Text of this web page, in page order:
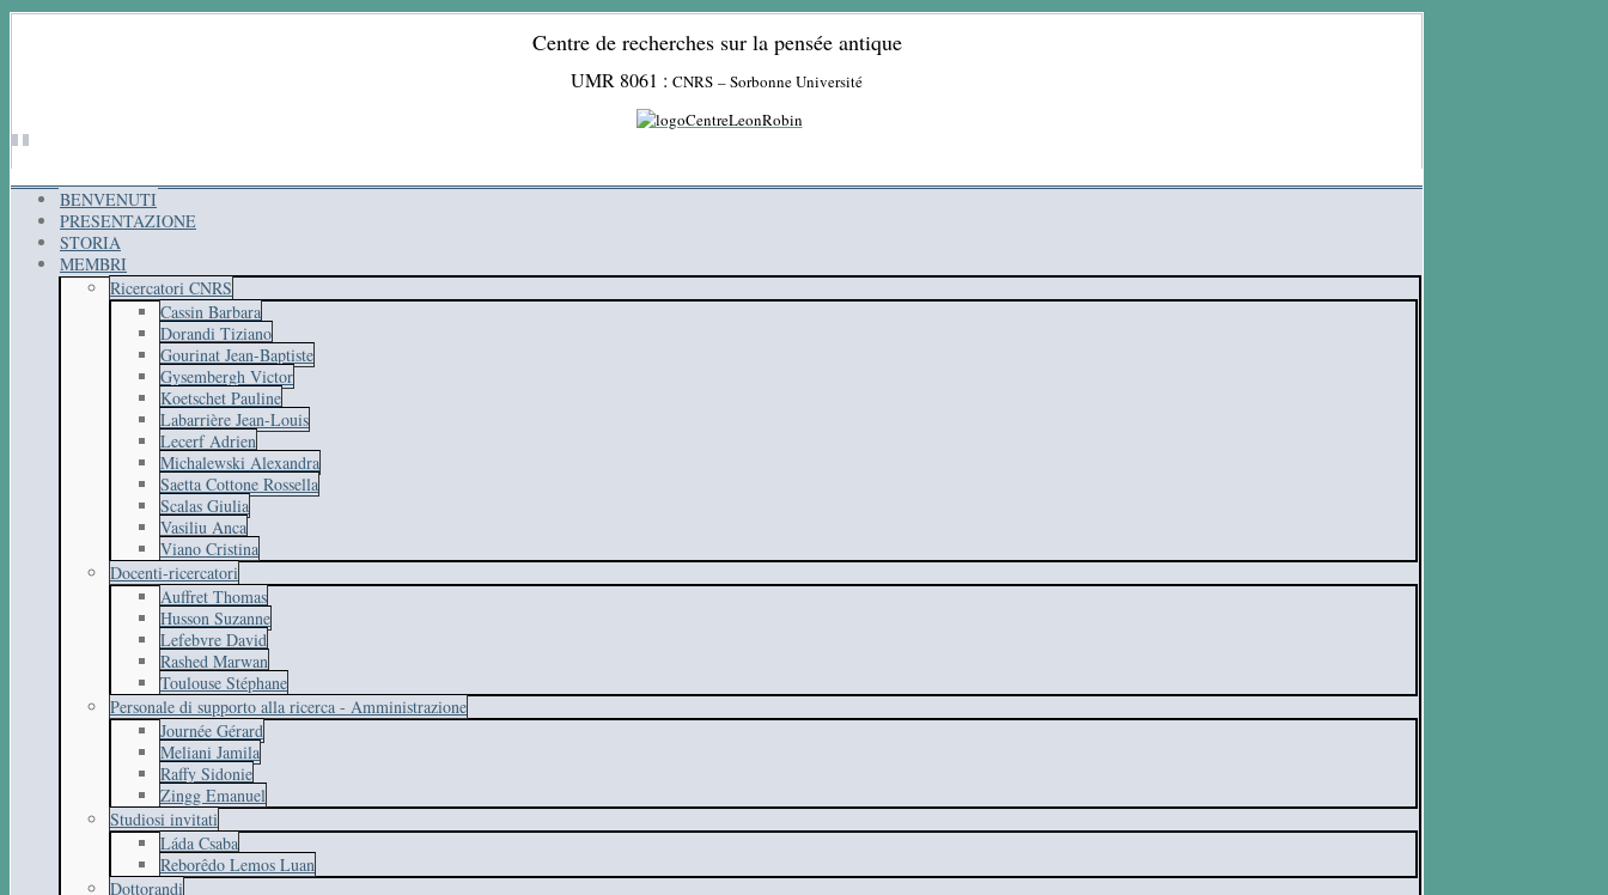
Centre de recherches sur la pensée antique
UMR 8061 : CNRS – Sorbonne Université
BENVENUTI
PRESENTAZIONE
STORIA
MEMBRI
Ricercatori CNRS
Cassin Barbara
Dorandi Tiziano
Gourinat Jean-Baptiste
Gysembergh Victor
Koetschet Pauline
Labarrière Jean-Louis
Lecerf Adrien
Michalewski Alexandra
Saetta Cottone Rossella
Scalas Giulia
Vasiliu Anca
Viano Cristina
Docenti-ricercatori
Auffret Thomas
Husson Suzanne
Lefebvre David
Rashed Marwan
Toulouse Stéphane
Personale di supporto alla ricerca - Amministrazione
Journée Gérard
Meliani Jamila
Raffy Sidonie
Zingg Emanuel
Studiosi invitati
Láda Csaba
Reborêdo Lemos Luan
Dottorandi